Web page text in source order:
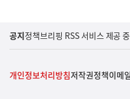
공지정책브리핑 RSS 서비스 제공
개인정보처리방침저작권정책이메